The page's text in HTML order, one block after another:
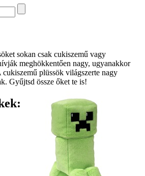
sokan csak cukiszemű vagy
meghökkentően nagy, ugyanakkor
cukiszemű plüssök világszerte nagy
Gyűjtsd össze őket te is!